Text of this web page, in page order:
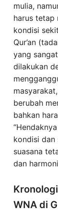
mulia,
harus tetap
kondisi
Qur’an
yang
dilakukan
berubah
bahkan
kondisi dan
suasana
dan
WNA di